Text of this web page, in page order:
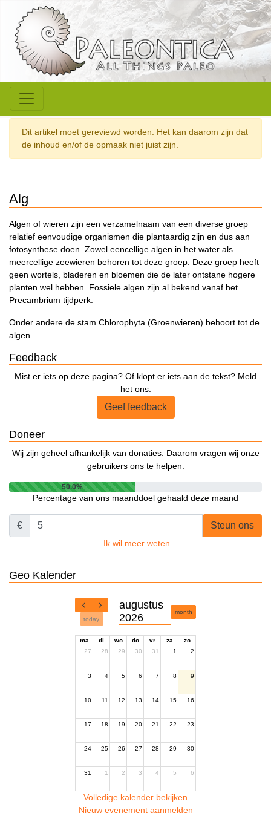
Dit artikel moet gereviewd worden. Het kan daarom zijn dat
de inhoud en/of de opmaak niet juist zijn.
Alg
Algen of wieren zijn een verzamelnaam van een diverse groep
relatief eenvoudige organismen die plantaardig zijn en dus aan
fotosynthese doen. Zowel eencellige algen in het water als
meercellige zeewieren behoren tot deze groep. Deze groep heeft
geen wortels, bladeren en bloemen die de later ontstane hogere
planten wel hebben. Fossiele algen zijn al bekend vanaf het
Precambrium tijdperk.
Onder andere de stam Chlorophyta (Groenwieren) behoort tot de
algen.
Feedback
Mist er iets op deze pagina? Of klopt er iets aan de tekst? Meld
het ons.
Geef feedback
Doneer
Wij zijn geheel afhankelijk van donaties. Daarom vragen wij onze
gebruikers ons te helpen.
50.0%
Percentage van ons maanddoel gehaald deze maand
€ Steun ons
Ik wil meer weten
Geo Kalender
today
augustus
2026
month
ma di wo do vr za
zo
27
28 29 30 31 1 2
3 4 5 6 7 8 9
10 11 12 13 14 15 16
17 18 19 20 21 22 23
24 25 26 27 28 29 30
31 1 2 3 4 5 6
Volledige kalender bekijken
Nieuw evenement aanmelden